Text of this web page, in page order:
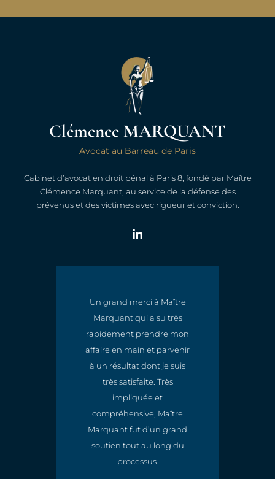
Clémence MARQUANT
Avocat au Barreau de Paris
Cabinet d’avocat en droit pénal à Paris 8, fondé par Maître
Clémence Marquant, au service de la défense des
prévenus et des victimes avec rigueur et conviction.
Un grand merci à Maître
Marquant qui a su très
rapidement prendre mon
affaire en main et parvenir
à un résultat dont je suis
très satisfaite. Très
impliquée et
compréhensive, Maître
Marquant fut d’un grand
soutien tout au long du
processus.